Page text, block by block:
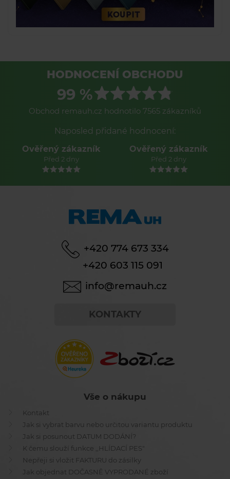
HODNOCENÍ OBCHODU
99 %
Obchod remauh.cz hodnotilo 7565 zákazníků
Naposled přidané hodnocení:
Ověřený zákazník
Před 2 dny
Ověřený zákazník
Před 2 dny
+420 774 673 334
+420 603 115 091
info@remauh.cz
KONTAKTY
Vše o nákupu
Kontakt
Jak si vybrat barvu nebo určitou variantu produktu
Jak si posunout DATUM DODÁNÍ?
K čemu slouží funkce ,,HLÍDACÍ PES"
Nepřeji si vložit FAKTURU do zásilky
Jak objednat DOČASNĚ VYPRODANÉ zboží